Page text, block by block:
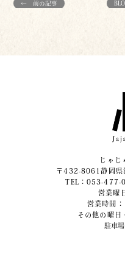
← 前の記事
じゃじ
〒432-8061静岡県
​TEL：053-477-
営業曜
営業時間
その他の曜日
駐車